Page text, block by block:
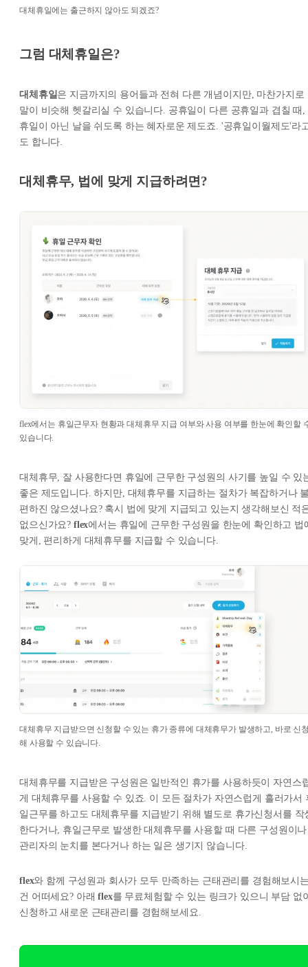
대체휴일에는 출근하지 않아도 되겠죠?
그럼 대체휴일은?
대체휴일 은 지금까지의 용어들과 전혀 다른 개념이지만, 마찬가지로
말이 비슷해 헷갈리실 수 있습니다. 공휴일이 다른 공휴일과 겹칠 때,
휴일이 아닌 날을 쉬도록 하는 혜자로운 제도죠. '공휴일이월제도'라
도 합니다.
대체휴무, 법에 맞게 지급하려면?
flex에서는 휴일근무자 현황과 대체휴무 지급 여부와 사용 여부를 한눈에 확인할
있습니다.
대체휴무, 잘 사용한다면 휴일에 근무한 구성원의 사기를 높일 수 있
좋은 제도입니다. 하지만, 대체휴무를 지급하는 절차가 복잡하거나
편하진 않으셨나요? 혹시 법에 맞게 지급되고 있는지 생각해보신 적
없으신가요? flex에서는 휴일에 근무한 구성원을 한눈에 확인하고 법
맞게, 편리하게 대체휴무를 지급할 수 있습니다.
대체휴무 지급받으면 신청할 수 있는 휴가 종류에 대체휴무가 발생하고, 바로 신
해 사용할 수 있습니다.
대체휴무를 지급받은 구성원은 일반적인 휴가를 사용하듯이 자연스
게 대체휴무를 사용할 수 있죠. 이 모든 절차가 자연스럽게 흘러가서
일근무를 하고도 대체휴무를 지급받기 위해 별도로 휴가신청서를 작
한다거나, 휴일근무로 발생한 대체휴무를 사용할 때 다른 구성원이나
관리자의 눈치를 본다거나 하는 일은 생기지 않습니다.
flex와 함께 구성원과 회사가 모두 만족하는 근태관리를 경험해보시
건 어떠세요? 아래flex를 무료체험할 수 있는 링크가 있으니 부담 없
신청하고 새로운 근태관리를 경험해보세요.